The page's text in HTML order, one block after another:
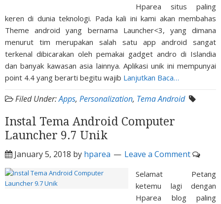
Hparea situs paling
keren di dunia teknologi. Pada kali ini kami akan membahas
Theme android yang bernama Launcher<3, yang dimana
menurut tim merupakan salah satu app android sangat
terkenal dibicarakan oleh pemakai gadget andro di Islandia
dan banyak kawasan asia lainnya. Aplikasi unik ini mempunyai
point 4.4 yang berarti begitu wajib Lanjutkan Baca…
Filed Under:Apps, Personalization, Tema Android
Instal Tema Android Computer
Launcher 9.7 Unik
January 5, 2018 by hparea Leave a Comment
Selamat Petang
ketemu lagi dengan
Hparea blog paling